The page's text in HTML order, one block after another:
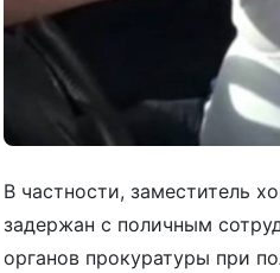
В частности, заместитель
задержан с поличным
органов прокуратуры при